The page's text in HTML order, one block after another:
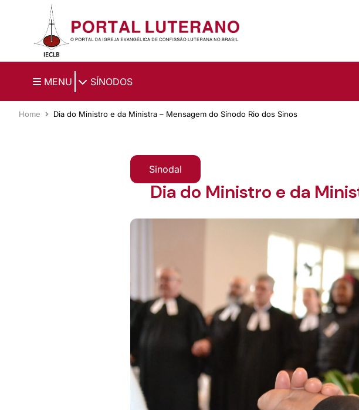
Ir para o conteúdo principal
MENU SÍNODOS
Home Dia do Ministro e da Ministra – Mensagem do Sínodo Rio dos Sinos
Sinodal
Dia do Ministro e da